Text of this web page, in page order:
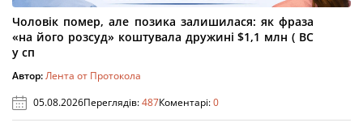
Чоловік помер, але позика залишилася: як фраза
«на його розсуд» коштувала дружині $1,1 млн ( ВС
у сп
Автор:Лента от Протокола
05.08.2026Переглядів:487Коментарі:0